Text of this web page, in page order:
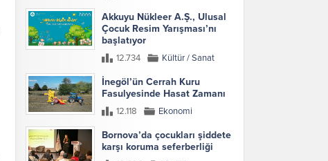
Akkuyu Nükleer A.Ş., Ulusal
Çocuk Resim Yarışması’nı
başlatıyor
12.734 Kültür / Sanat
İnegöl’ün Cerrah Kuru
Fasulyesinde Hasat Zamanı
12.118 Ekonomi
Bornova’da çocukları şiddete
karşı koruma seferberliği